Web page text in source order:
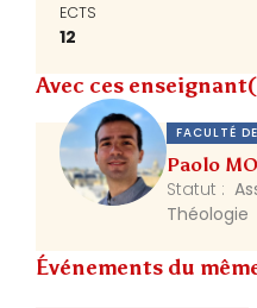
ECTS
12
Avec ces
FACULTÉ
Paolo
Statut :
Théologie
Événements du